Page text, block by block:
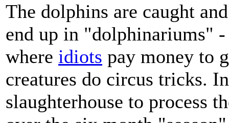
The dolphins are caught
end up in "dolphinariums"
where idiots pay money to
creatures do circus tricks.
slaughterhouse to process